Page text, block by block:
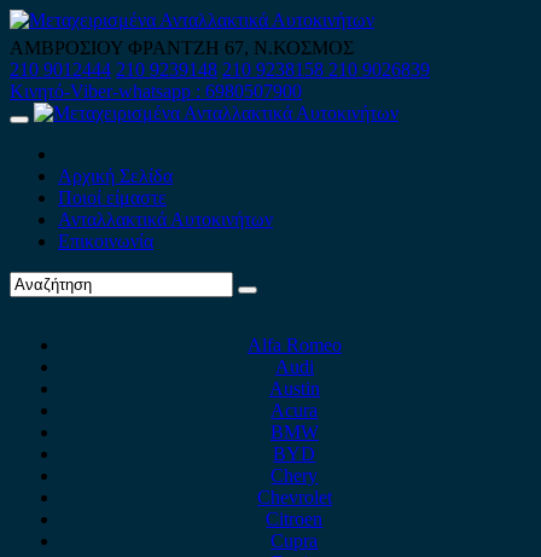
Skip
to
content
ΑΜΒΡΟΣΙΟΥ ΦΡΑΝΤΖΗ 67, Ν.ΚΟΣΜΟΣ
210 9012444 210 9239148 210 9238158 210 9026839
Κινητό-Viber-whatsapp : 6980507900
Primary
Αρχική Σελίδα
Ποιοί είμαστε
Ανταλλακτικά Αυτοκινήτων
Επικοινωνία
Alfa Romeo
Audi
Austin
Acura
BMW
BYD
Chery
Chevrolet
Citroen
Cupra